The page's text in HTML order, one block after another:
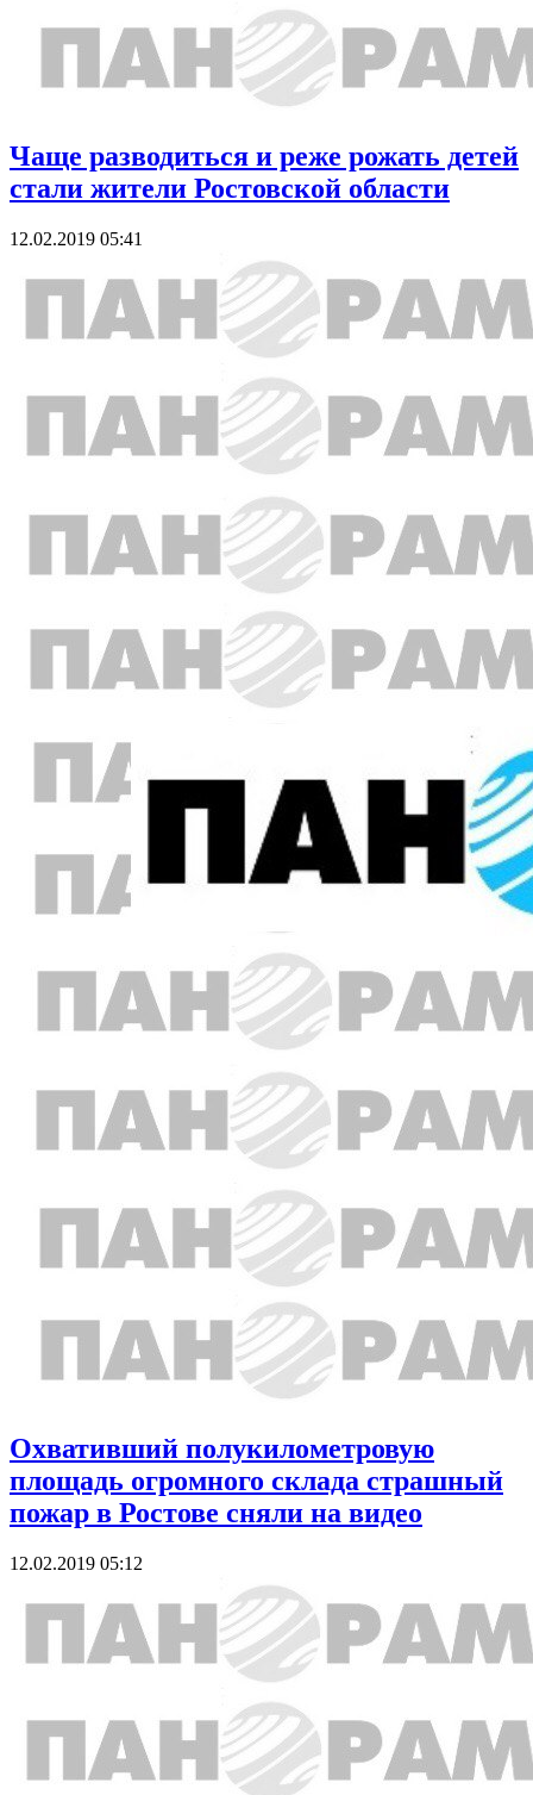
Чаще разводиться и реже рожать детей
стали жители Ростовской области
12.02.2019 05:41
Охвативший полукилометровую
площадь огромного склада страшный
пожар в Ростове сняли на видео
12.02.2019 05:12